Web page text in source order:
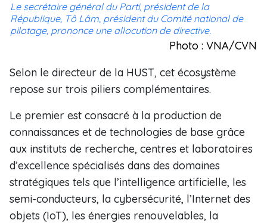
Le secrétaire général du Parti, président de la
République, Tô Lâm, président du Comité national de
pilotage, prononce une allocution de directive.
Photo : VNA/CVN
Selon le directeur de la HUST, cet écosystème
repose sur trois piliers complémentaires.
Le premier est consacré à la production de
connaissances et de technologies de base grâce
aux instituts de recherche, centres et laboratoires
d’excellence spécialisés dans des domaines
stratégiques tels que l’intelligence artificielle, les
semi-conducteurs, la cybersécurité, l’Internet des
objets (IoT), les énergies renouvelables, la